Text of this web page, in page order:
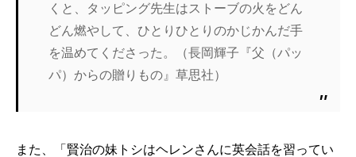
くと、タッピング先生はストーブの火をどん
どん燃やして、ひとりひとりのかじかんだ手
を温めてくださった。（長岡輝子『父（パッ
パ）からの贈りもの』草思社）
また、「賢治の妹トシはヘレンさんに英会話を習ってい